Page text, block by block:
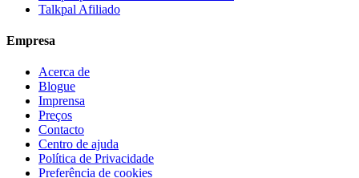
Talkpal Afiliado
Empresa
Acerca de
Blogue
Imprensa
Preços
Contacto
Centro de ajuda
Política de Privacidade
Preferência de cookies